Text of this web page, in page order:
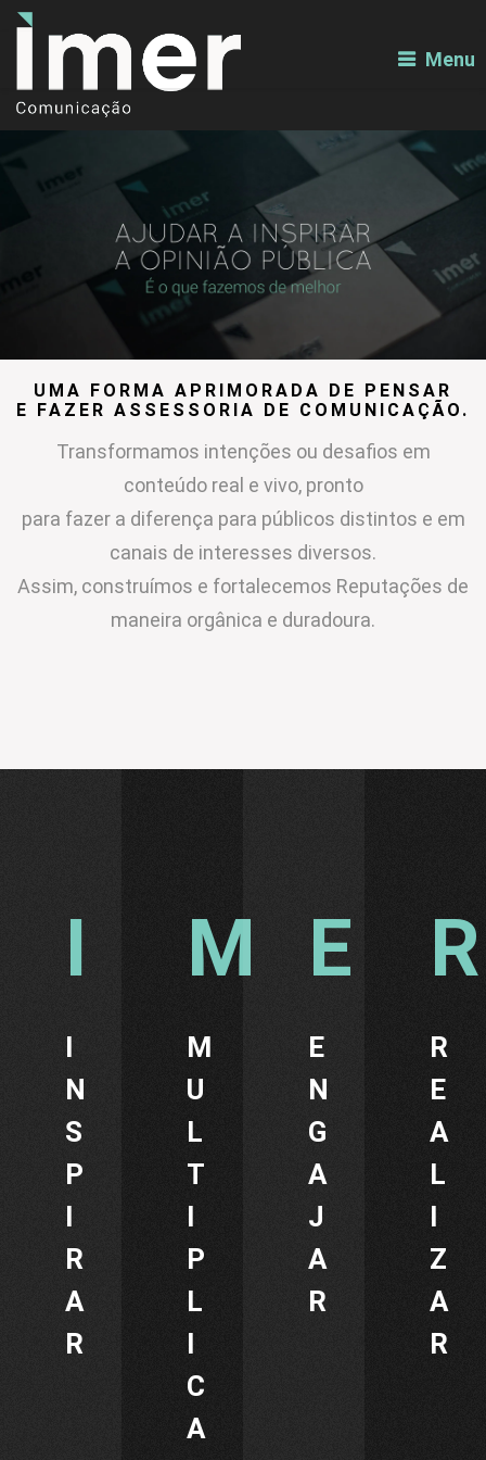
Menu
UMA FORMA APRIMORADA DE PENSAR
E FAZER ASSESSORIA DE COMUNICAÇÃO.
Transformamos intenções ou desafios em
conteúdo real e vivo, pronto
para fazer a diferença para públicos distintos e em
canais de interesses diversos.
Assim, construímos e fortalecemos Reputações de
maneira orgânica e duradoura.
I
N
S
P
I
R
A
R
M
U
L
T
I
P
L
I
C
A
E
N
G
A
J
A
R
R
E
A
L
I
Z
A
R